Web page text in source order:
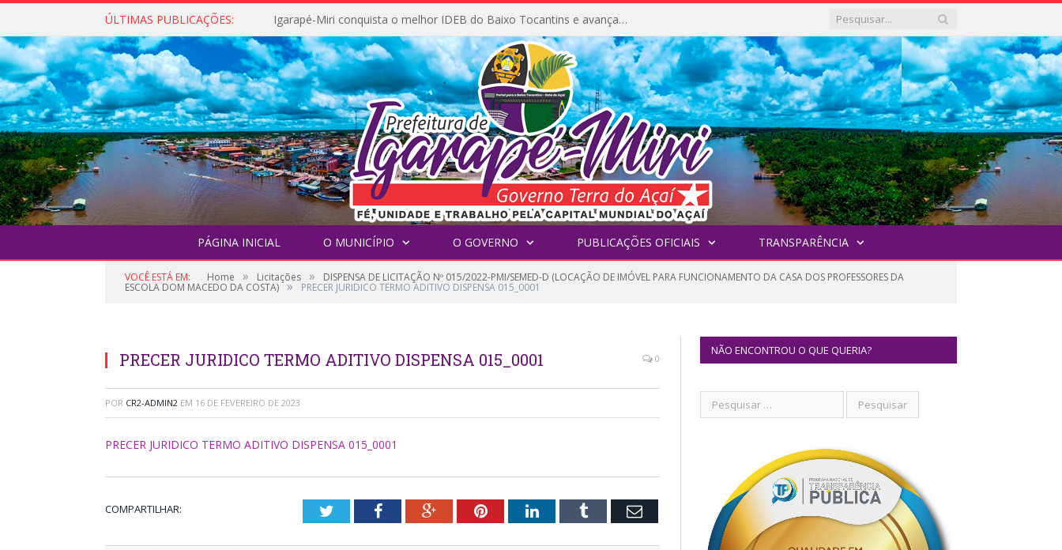
ÚLTIMAS PUBLICAÇÕES: Igarapé-Miri conquista o melhor IDEB do Baixo Tocantins e avança na qualidade da educação pública
PÁGINA INICIAL O MUNICÍPIO O GOVERNO PUBLICAÇÕES OFICIAIS TRANSPARÊNCIA
VOCÊ ESTÁ EM: Home » Licitações » DISPENSA DE LICITAÇÃO Nº 015/2022-PMI/SEMED-D (LOCAÇÃO DE IMÓVEL PARA FUNCIONAMENTO DA CASA DOS PROFESSORES DA
ESCOLA DOM MACEDO DA COSTA) » PRECER JURIDICO TERMO ADITIVO DISPENSA 015_0001
PRECER JURIDICO TERMO ADITIVO DISPENSA 015_0001 0
POR CR2-ADMIN2 EM 16 DE FEVEREIRO DE 2023
PRECER JURIDICO TERMO ADITIVO DISPENSA 015_0001
COMPARTILHAR: TwitterFacebookGoogle+PinterestLinkedInTumblr Email
NÃO ENCONTROU O QUE QUERIA?